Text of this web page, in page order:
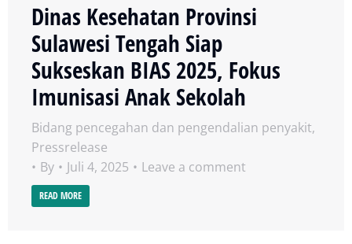
Dinas Kesehatan Provinsi
Sulawesi Tengah Siap
Sukseskan BIAS 2025, Fokus
Imunisasi Anak Sekolah
Bidang pencegahan dan pengendalian penyakit,
Pressrelease
By
Juli 4, 2025 Leave a comment
READ MORE